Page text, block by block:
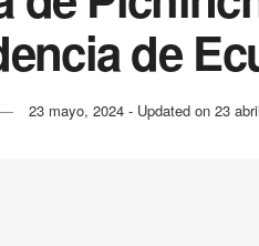
de
23 mayo, 2024 - Updated on 23